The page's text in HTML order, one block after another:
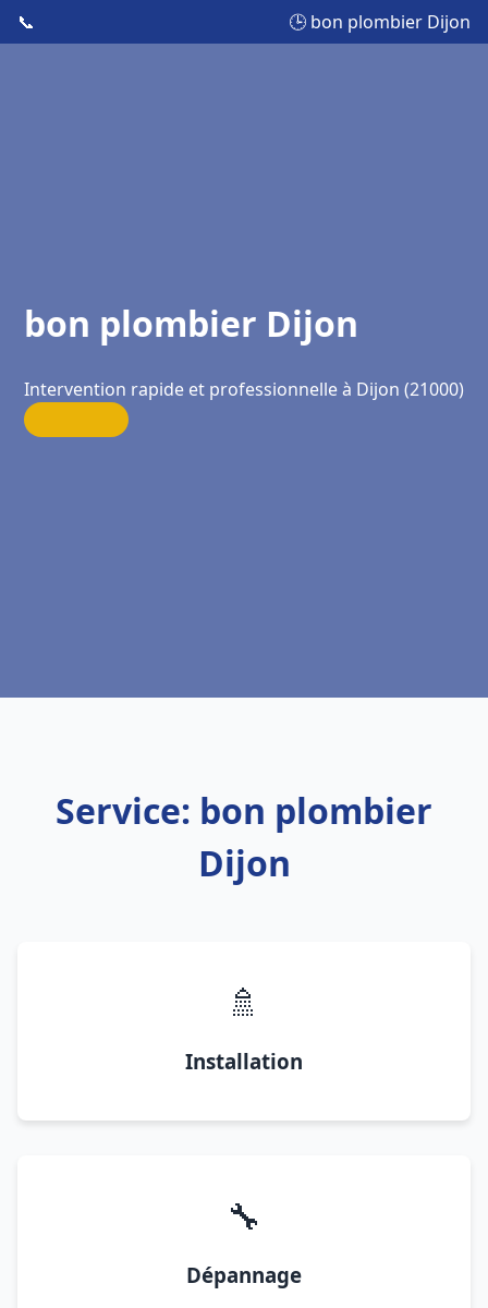
📞 🕒 bon plombier Dijon
bon plombier Dijon
Intervention rapide et professionnelle à Dijon (21000)
Service: bon plombier
Dijon
🚿
Installation
🔧
Dépannage